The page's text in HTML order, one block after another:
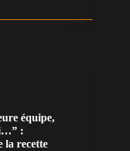
équipe,
:
la recette